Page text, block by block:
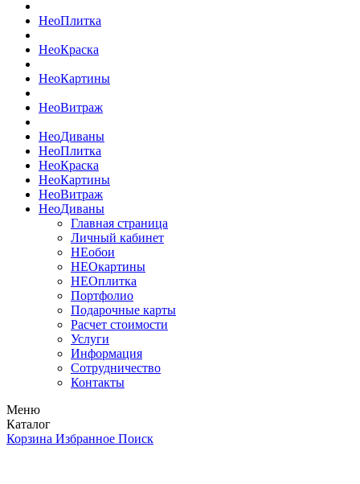
НеоПлитка
НеоКраска
НеоКартины
НеоВитраж
НеоДиваны
НеоПлитка
НеоКраска
НеоКартины
НеоВитраж
НеоДиваны
Главная страница
Личный кабинет
НЕобои
НЕОкартины
НЕОплитка
Портфолио
Подарочные карты
Расчет стоимости
Услуги
Информация
Сотрудничество
Контакты
Меню
Каталог
Корзина Избранное Поиск